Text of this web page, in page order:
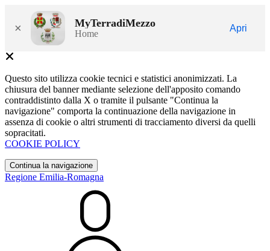
× MyTerradiMezzo
Home
Apri
Questo sito utilizza cookie tecnici e statistici anonimizzati. La
chiusura del banner mediante selezione dell'apposito comando
contraddistinto dalla X o tramite il pulsante "Continua la
navigazione" comporta la continuazione della navigazione in
assenza di cookie o altri strumenti di tracciamento diversi da quelli
sopracitati.
COOKIE POLICY
Continua la navigazione
Regione Emilia-Romagna